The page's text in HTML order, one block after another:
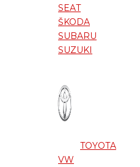
SEAT
ŠKODA
SUBARU
SUZUKI
TOYOTA
VW